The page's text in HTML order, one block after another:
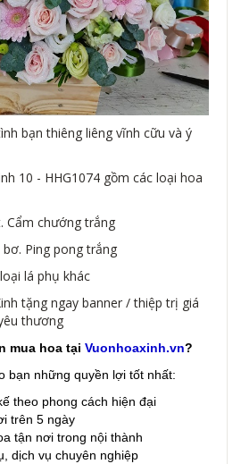
bạn thiêng liêng vĩnh cữu và ý
10 - HHG1074 gồm các loại hoa
Cẩm chướng trắng
Ping pong trắng
lá phụ khác
tặng ngay banner / thiệp trị giá
thương
mua hoa tại Vuonhoaxinh.vn?
bạn những quyền lợi tốt nhất:
theo phong cách hiện đại
trên 5 ngày
tận nơi trong nội thành
dịch vụ chuyên nghiệp